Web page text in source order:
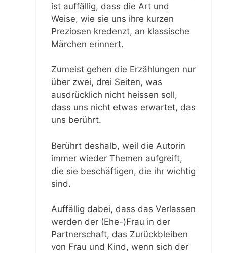
ist auffällig, dass die Art und
Weise, wie sie uns ihre kurzen
Preziosen kredenzt, an klassische
Märchen erinnert.
Zumeist gehen die Erzählungen nur
über zwei, drei Seiten, was
ausdrücklich nicht heissen soll,
dass uns nicht etwas erwartet, das
uns berührt.
Berührt deshalb, weil die Autorin
immer wieder Themen aufgreift,
die sie beschäftigen, die ihr wichtig
sind.
Auffällig dabei, dass das Verlassen
werden der (Ehe-)Frau in der
Partnerschaft, das Zurückbleiben
von Frau und Kind, wenn sich der